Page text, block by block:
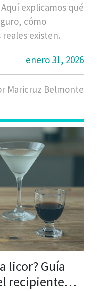
explicamos qué
cómo
existen.
enero 31, 2026
Maricruz Belmonte
licor? Guía
recipiente